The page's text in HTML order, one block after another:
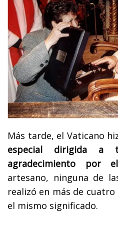
Más tarde, el Vaticano
especial dirigida a
agradecimiento por
artesano, ninguna de
realizó en más de
el mismo significado.